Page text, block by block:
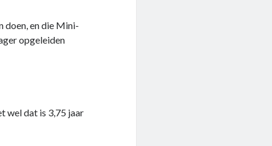
doen, en die Mini-
opgeleiden
wel dat is 3,75 jaar